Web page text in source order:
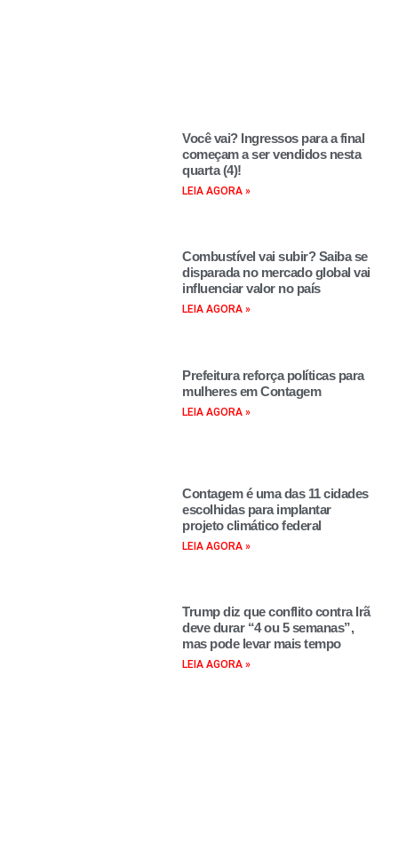
Você vai? Ingressos para a final
começam a ser vendidos nesta
quarta (4)!
LEIA AGORA »
Combustível vai subir? Saiba se
disparada no mercado global vai
influenciar valor no país
LEIA AGORA »
Prefeitura reforça políticas para
mulheres em Contagem
LEIA AGORA »
Contagem é uma das 11 cidades
escolhidas para implantar
projeto climático federal
LEIA AGORA »
Trump diz que conflito contra Irã
deve durar “4 ou 5 semanas”,
mas pode levar mais tempo
LEIA AGORA »